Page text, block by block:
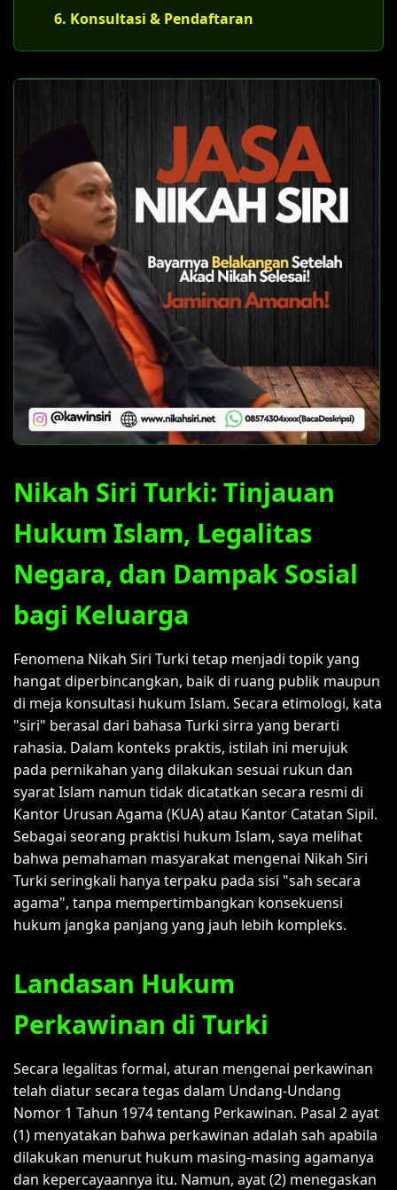
6. Konsultasi & Pendaftaran
Nikah Siri Turki: Tinjauan
Hukum Islam, Legalitas
Negara, dan Dampak Sosial
bagi Keluarga
Fenomena Nikah Siri Turki tetap menjadi topik yang
hangat diperbincangkan, baik di ruang publik maupun
di meja konsultasi hukum Islam. Secara etimologi, kata
"siri" berasal dari bahasa Turki sirra yang berarti
rahasia. Dalam konteks praktis, istilah ini merujuk
pada pernikahan yang dilakukan sesuai rukun dan
syarat Islam namun tidak dicatatkan secara resmi di
Kantor Urusan Agama (KUA) atau Kantor Catatan Sipil.
Sebagai seorang praktisi hukum Islam, saya melihat
bahwa pemahaman masyarakat mengenai Nikah Siri
Turki seringkali hanya terpaku pada sisi "sah secara
agama", tanpa mempertimbangkan konsekuensi
hukum jangka panjang yang jauh lebih kompleks.
Landasan Hukum
Perkawinan di Turki
Secara legalitas formal, aturan mengenai perkawinan
telah diatur secara tegas dalam Undang-Undang
Nomor 1 Tahun 1974 tentang Perkawinan. Pasal 2 ayat
(1) menyatakan bahwa perkawinan adalah sah apabila
dilakukan menurut hukum masing-masing agamanya
dan kepercayaannya itu. Namun, ayat (2) menegaskan